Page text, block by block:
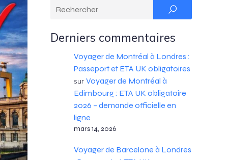
Derniers commentaires
Voyager de Montréal à Londres :
Passeport et ETA UK obligatoires
sur Voyager de Montréal à
Edimbourg : ETA UK obligatoire
2026 – demande officielle en
ligne
mars 14, 2026
Voyager de Barcelone à Londres